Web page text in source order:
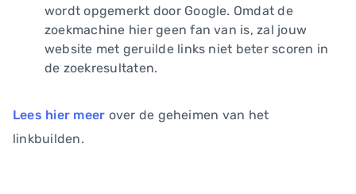
wordt opgemerkt door Google. Omdat de
zoekmachine hier geen fan van is, zal jouw
website met geruilde links niet beter scoren in
de zoekresultaten.
Lees hier meer over de geheimen van het
linkbuilden.